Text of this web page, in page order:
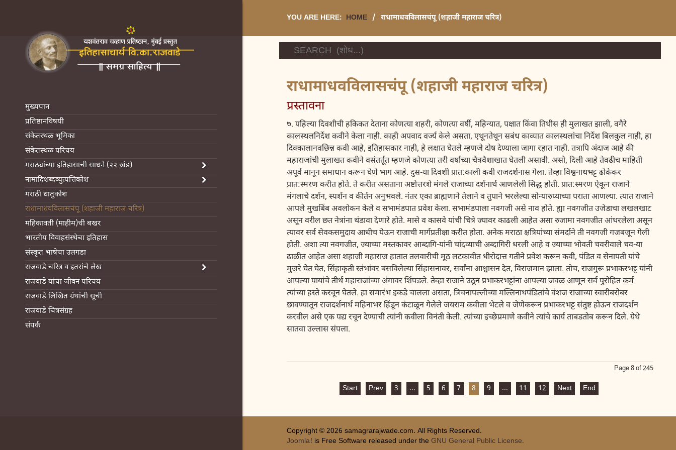
मुख्यपान
प्रतिष्ठानविषयी
संकेतस्थळ भूमिका
संकेतस्थळ परिचय
मराठ्यांच्या इतिहासाची साधने (२२ खंड)
नामादिशब्दव्युत्पत्तिकोश
मराठी धातुकोश
राधामाधवविलासचंपू (शहाजी महाराज चरित्र)
महिकावती (माहीम)ची बखर
भारतीय विवाहसंस्थेचा इतिहास
संस्कृत भाषेचा उलगडा
राजवाडे चरित्र व इतरांचे लेख
राजवाडे यांचा जीवन परिचय
राजवाडे लिखित ग्रंथांची सूची
राजवाडे चित्रसंग्रह
संपर्क
YOU ARE HERE: HOME / राधामाधवविलासचंपू (शहाजी महाराज चरित्र)
राधामाधवविलासचंपू (शहाजी महाराज चरित्र)
प्रस्तावना
७. पहिल्या दिवशीची हकिकत देताना कोणत्या शहरी, कोणत्या वर्षी, महिन्यात, पक्षात किंवा तिथीस ही मुलाखत झाली, वगैरे
कालस्थलनिर्देश कवीने केला नाही. काही अपवाद वर्ज्य केले असता, एथूनतेथून सबंध काव्यात कालस्थलांचा निर्देश बिलकुल नाही, हा
दिक्कालानवछिन्न कवी आहे, इतिहासकार नाही, हे लक्षात घेतले म्हणजे दोष देण्याला जागा रहात नाही. तत्रापि अंदाज आहे की
महाराजांची मुलाखत कवीने वसंतर्तूंत म्हणजे कोणत्या तरी वर्षाच्या चैत्रवैशाखात घेतली असावी. असो, दिली आहे तेवढीच माहिती
अपूर्व मानून समाधान करून घेणे भाग आहे. दुस-या दिवशी प्रात:काली कवी राजदर्शनास गेला. तेव्हा विश्वनाथभट्ट ढोकेकर
प्रात:स्मरण करीत होते. ते करीत असताना अष्टोत्तरशे मंगले राजाच्या दर्शनार्थ आणलेली सिद्ध होती. प्रात:स्मरण ऐकून राजाने
मंगलाचे दर्शन, स्पर्शन व कीर्तन अनुभवले. नंतर एका ब्राह्मणाने तेलाने व तुपाने भरलेल्या सोन्यारुप्याच्या पराता आणल्या. त्यात राजाने
आपले मुखबिंब अवलोकन केले व सभामंडपात प्रवेश केला. सभामंडपाला नवगजी असे नाव होते. ह्या नवगजीत उजेडाचा लखलखाट
असून वरील छत नेत्रांना थंडावा देणारे होते. मासे व कासवे यांची चित्रे ज्यावर काढली आहेत असा रुजामा नवगजीत आंथरलेला असून
त्यावर सर्व सेवकसमुदाय आधीच येऊन राजाची मार्गप्रतीक्षा करीत होता. अनेक मराठा क्षत्रियांच्या संमर्दाने ती नवगजी गजबजून गेली
होती. अशा त्या नवगजीत, ज्याच्या मस्तकावर आब्दागि-यांनी चांदव्याची अब्दागिरी धरली आहे व ज्याच्या भोवती चवरीवाले चव-या
ढाळीत आहेत असा शहाजी महाराज हातात तलवारीची मूठ लटकावीत धीरोदात्त गतीने प्रवेश करून कवी, पंडित व सेनापती यांचे
मुजरे घेत घेत, सिंहाकृती स्तंभांवर बसविलेल्या सिंहासनावर, सर्वांना आश्वासन देत, विराजमान झाला. तोच, राजगुरू प्रभाकरभट्ट यांनी
आपल्या पायांचे तीर्थ महाराजांच्या अंगावर शिंपडले. तेव्हा राजाने उठून प्रभाकरभट्टांना आपल्या जवळ आणून सर्व पुरोहित कर्म
त्यांच्या हस्ते करवून घेतले. हा समारंभ इकडे चालला असता, त्रिचनापल्लीच्या मल्लिनाथपंडितांचे वंशज राजाच्या स्वारीबरोबर
छावण्यातून राजदर्शनार्थ महिनाभर हिंडून कंटाळून गेलेले जयराम कवीला भेटले व जेणेकरून प्रभाकरभट्ट संतुष्ट होऊन राजदर्शन
करवील असे एक पद्य रचून देण्याची त्यांनी कवीला विनंती केली. त्यांच्या इच्छेप्रमाणे कवीने त्यांचे कार्य ताबडतोब करून दिले. येथे
सातवा उल्लास संपला.
Page 8 of 245
Start Prev 3 ... 5 6 7 8 9 ... 11 12 Next End
Copyright © 2026 samagrarajwade.com. All Rights Reserved.
Joomla! is Free Software released under the GNU General Public License.